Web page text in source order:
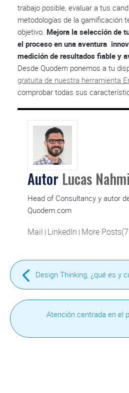
trabajo posible, evaluar a tus
metodologías de la gamificación
objetivo. Mejora la selección de
el proceso en una aventura
medición de resultados fiable y
Desde Quodem ponemos a tu
gratuita de nuestra herramienta
comprobar todas sus
Autor Lucas
Head of Consultancy y autor
Quodem.com
Mail | LinkedIn | More
Design Thinking, ¿qué es y
Atención centrada en el